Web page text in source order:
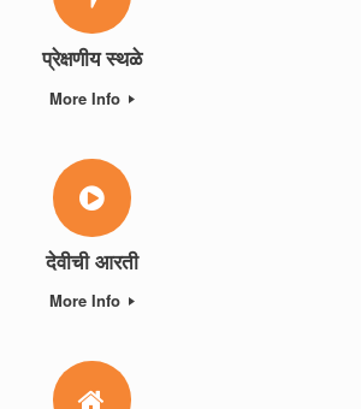
प्रेक्षणीय स्थळे
More Info
देवीची आरती
More Info